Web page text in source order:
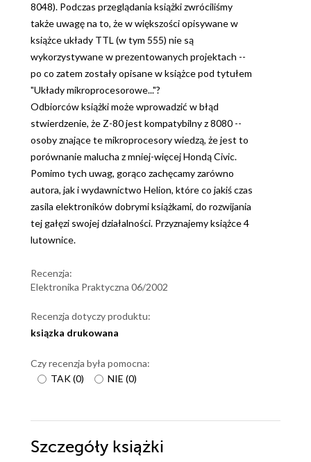
8048). Podczas przeglądania książki zwróciliśmy
także uwagę na to, że w większości opisywane w
książce układy TTL (w tym 555) nie są
wykorzystywane w prezentowanych projektach --
po co zatem zostały opisane w książce pod tytułem
"Układy mikroprocesorowe..."?
Odbiorców książki może wprowadzić w błąd
stwierdzenie, że Z-80 jest kompatybilny z 8080 --
osoby znające te mikroprocesory wiedzą, że jest to
porównanie malucha z mniej-więcej Hondą Civic.
Pomimo tych uwag, gorąco zachęcamy zarówno
autora, jak i wydawnictwo Helion, które co jakiś czas
zasila elektroników dobrymi książkami, do rozwijania
tej gałęzi swojej działalności. Przyznajemy książce 4
lutownice.
Recenzja:
Elektronika Praktyczna 06/2002
Recenzja dotyczy produktu:
ksiązka drukowana
Czy recenzja była pomocna:
TAK(0) NIE (0)
Szczegóły książki